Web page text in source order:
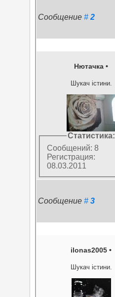
Сообщение#2
Нютачка •
Шукач істини.
Статистика:
Сообщений: 8
Регистрация:
08.03.2011
Сообщение#3
ilonas2005 •
Шукач істини.